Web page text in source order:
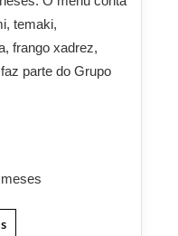
temaki,
frango xadrez,
parte do Grupo